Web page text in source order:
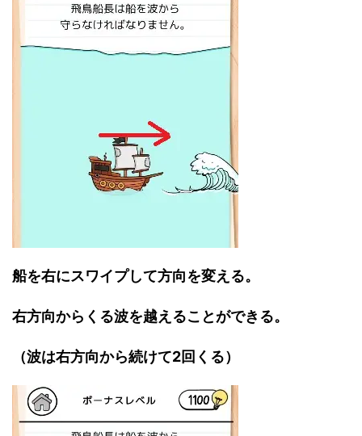
船を右にスワイプして方向を変える。
右方向からくる波を越えることができる。
（波は右方向から続けて2回くる）